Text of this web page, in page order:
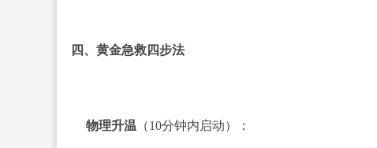
四、黄金急救四步法
物理升温 （10分钟内启动）：